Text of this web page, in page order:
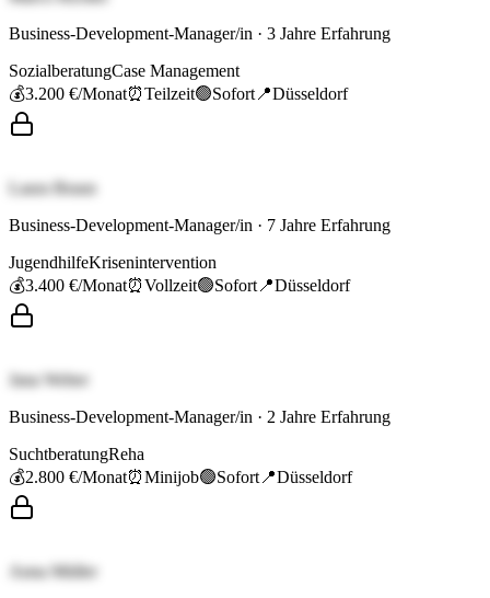
Business-Development-Manager/in · 3 Jahre Erfahrung
SozialberatungCase Management
💰3.200 €/Monat⏰Teilzeit🟢Sofort 📍Düsseldorf
Laura Braun
Business-Development-Manager/in · 7 Jahre Erfahrung
JugendhilfeKrisenintervention
💰3.400 €/Monat⏰Vollzeit🟢Sofort 📍Düsseldorf
Jana Weber
Business-Development-Manager/in · 2 Jahre Erfahrung
SuchtberatungReha
💰2.800 €/Monat⏰Minijob🟢Sofort 📍Düsseldorf
Anna Müller